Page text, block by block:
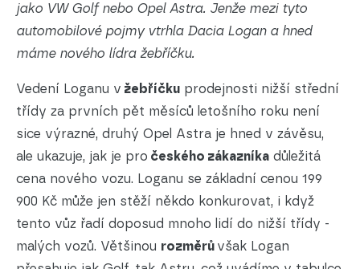
jako VW Golf nebo Opel Astra. Jenže mezi tyto
automobilové pojmy vtrhla Dacia Logan a hned
máme nového lídra žebříčku.
Vedení Loganu v žebříčku prodejnosti nižší střední
třídy za prvních pět měsíců letošního roku není
sice výrazné, druhý Opel Astra je hned v závěsu,
ale ukazuje, jak je pro českého zákazníka důležitá
cena nového vozu. Loganu se základní cenou 199
900 Kč může jen stěží někdo konkurovat, i když
tento vůz řadí doposud mnoho lidí do nižší třídy -
malých vozů. Většinou rozměrů však Logan